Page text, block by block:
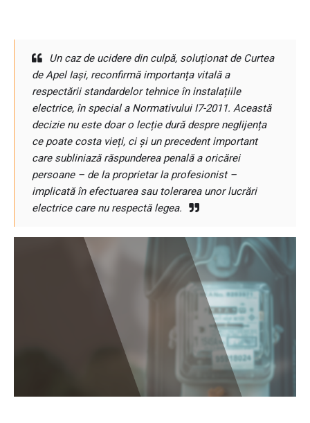
Un caz de ucidere din culpă, soluționat de Curtea
de Apel Iași, reconfirmă importanța vitală a
respectării standardelor tehnice în instalațiile
electrice, în special a Normativului I7-2011. Această
decizie nu este doar o lecție dură despre neglijența
ce poate costa vieți, ci și un precedent important
care subliniază răspunderea penală a oricărei
persoane – de la proprietar la profesionist –
implicată în efectuarea sau tolerarea unor lucrări
electrice care nu respectă legea.